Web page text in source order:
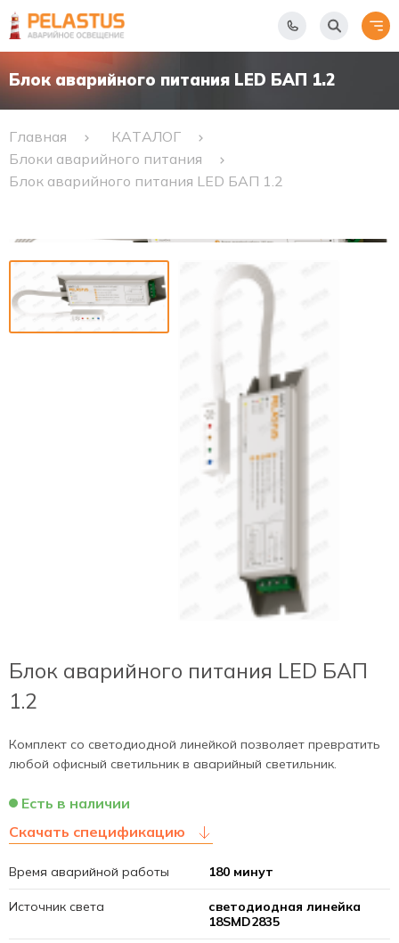
Блок аварийного питания LED БАП 1.2
Главная
КАТАЛОГ
Блоки аварийного питания
Блок аварийного питания LED БАП 1.2
Блок аварийного питания LED БАП
1.2
Комплект со светодиодной линейкой позволяет превратить
любой офисный светильник в аварийный светильник.
Есть в наличии
Скачать спецификацию
Время аварийной работы 180 минут
Источник света
светодиодная линейка
18SMD2835